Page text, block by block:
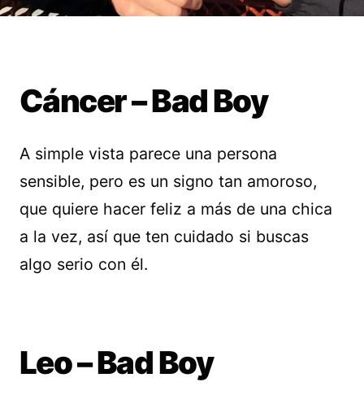
Cáncer – Bad Boy
A simple vista parece una persona
sensible, pero es un signo tan amoroso,
que quiere hacer feliz a más de una chica
a la vez, así que ten cuidado si buscas
algo serio con él.
Leo – Bad Boy